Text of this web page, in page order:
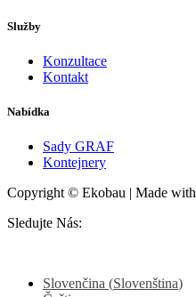
Služby
Konzultace
Kontakt
Nabídka
Sady GRAF
Kontejnery
Copyright © Ekobau | Made with
Sledujte Nás:
Slovenčina (Slovenština)